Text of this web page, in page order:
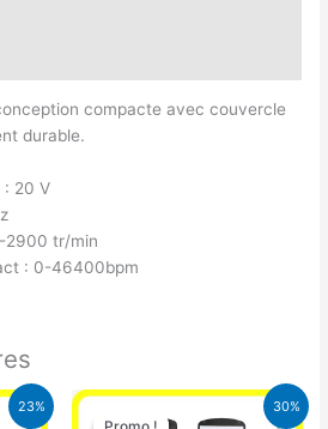
compacte avec couvercle
durable.
: 20 V
2900 tr/min
: 0-46400bpm
23% 30%
Le
prix
Le
prix